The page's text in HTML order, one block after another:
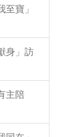
寶」
身」訪
主陪